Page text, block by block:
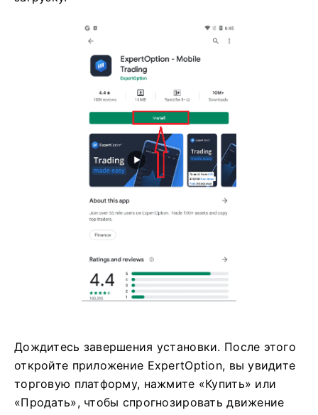
Дождитесь завершения установки. После этого
откройте приложение ExpertOption, вы увидите
торговую платформу, нажмите «Купить» или
«Продать», чтобы спрогнозировать движение